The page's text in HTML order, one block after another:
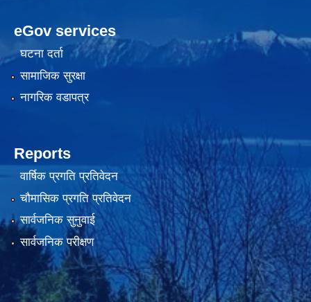
eGov services
घटना दर्ता
सामाजिक सुरक्षा
नागरिक वडापत्र
Reports
वार्षिक प्रगति प्रतिवेदन
चौमासिक प्रगति प्रतिवेदन
सार्वजनिक सुनुवाई
सार्वजनिक परीक्षण